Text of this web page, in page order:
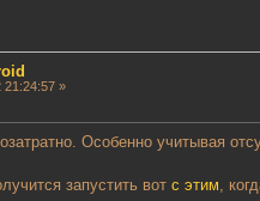
21:24:57 »
Особенно учитывая
запустить вотс этим ,